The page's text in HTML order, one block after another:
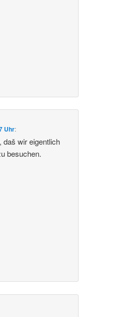
Uhr:
daš wir eigentlich
besuchen.